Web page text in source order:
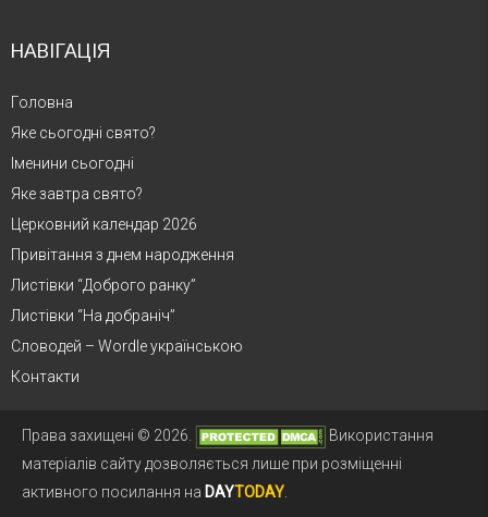
НАВІГАЦІЯ
Головна
Яке сьогодні свято?
Іменини сьогодні
Яке завтра свято?
Церковний календар 2026
Привітання з днем народження
Листівки “Доброго ранку”
Листівки “На добраніч”
Словодей – Wordle українською
Контакти
Права захищені © 2026.
Використання
матеріалів сайту дозволяється лише при розміщенні
активного посилання на DAYTODAY